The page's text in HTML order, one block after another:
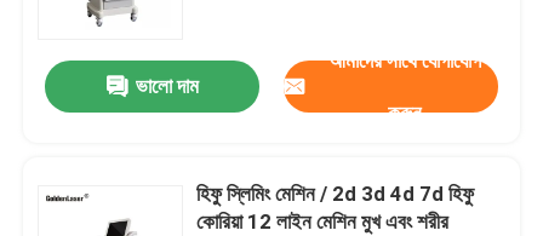
ভালো দাম
আমাদের সাথে যোগাযোগ
করুন
হিফু স্লিমিং মেশিন / 2d 3d 4d 7d হিফু
কোরিয়া 12 লাইন মেশিন মুখ এবং শরীর